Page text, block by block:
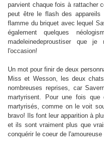
parvient chaque fois à rattacher
peut être le flash des
flamme du briquet avec lequel
également quelques
madeleinedeproustiser que
l'occasion!
Un mot pour finir de deux
Miss et Wesson, les deux
nombreuses reprises, car
martyrisent. Pour une fois
martyrisés, comme on le voit
bravo! Ils font leur apparition à
et ils sont vraiment plus que
conquérir le coeur de